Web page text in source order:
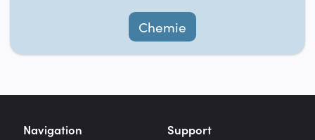
Chemie
Navigation
Support